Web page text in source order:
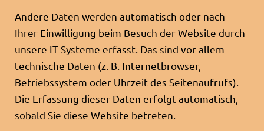
Andere Daten werden automatisch oder nach
Ihrer Einwilligung beim Besuch der Website durch
unsere IT-Systeme erfasst. Das sind vor allem
technische Daten (z. B. Internetbrowser,
Betriebssystem oder Uhrzeit des Seitenaufrufs).
Die Erfassung dieser Daten erfolgt automatisch,
sobald Sie diese Website betreten.